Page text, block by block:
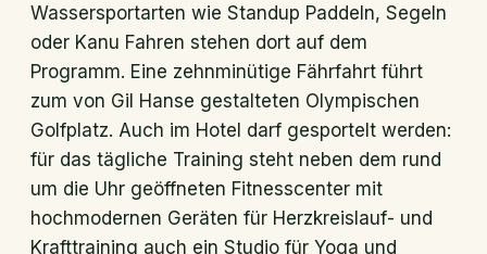
Wassersportarten wie Standup Paddeln, Segeln
oder Kanu Fahren stehen dort auf dem
Programm. Eine zehnminütige Fährfahrt führt
zum von Gil Hanse gestalteten Olympischen
Golfplatz. Auch im Hotel darf gesportelt werden:
für das tägliche Training steht neben dem rund
um die Uhr geöffneten Fitnesscenter mit
hochmodernen Geräten für Herzkreislauf- und
Krafttraining auch ein Studio für Yoga und